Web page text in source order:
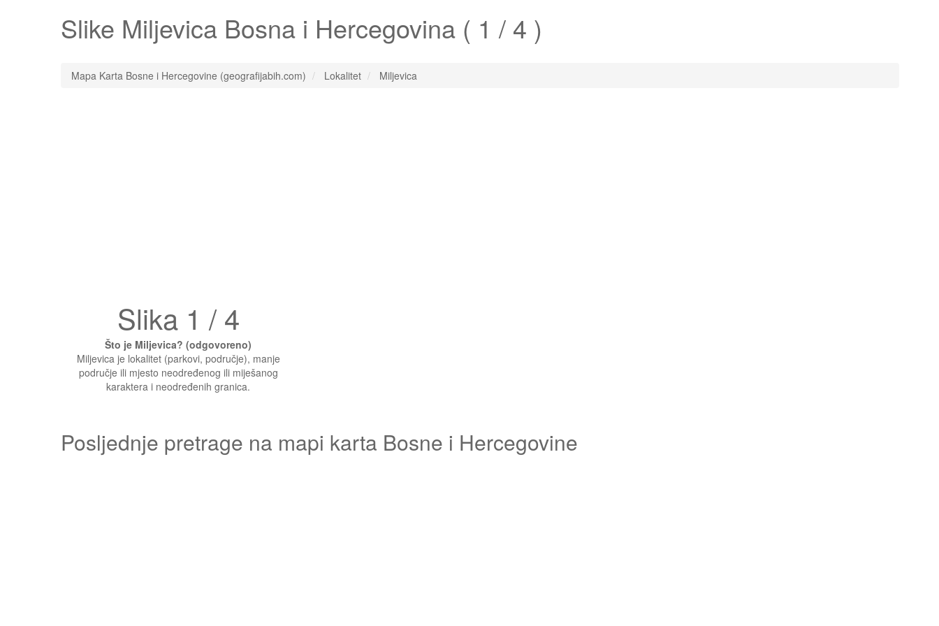
Slike Miljevica Bosna i Hercegovina ( 1 / 4 )
Mapa Karta Bosne i Hercegovine (geografijabih.com) Lokalitet Miljevica
Slika 1 / 4
Što je Miljevica? (odgovoreno)
Miljevica je lokalitet (parkovi, područje), manje
područje ili mjesto neodređenog ili miješanog
karaktera i neodređenih granica.
Posljednje pretrage na mapi karta Bosne i Hercegovine